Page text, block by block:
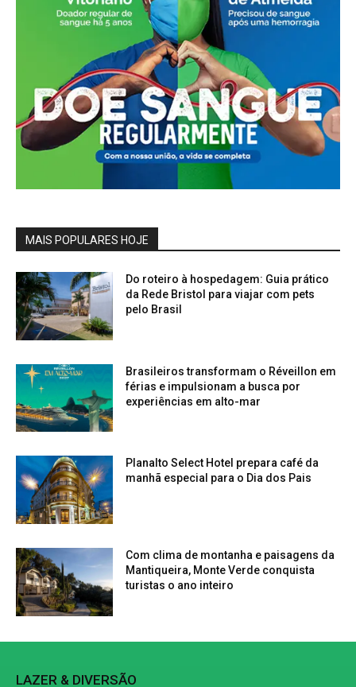
MAIS POPULARES HOJE
Do roteiro à hospedagem: Guia prático
da Rede Bristol para viajar com pets
pelo Brasil
Brasileiros transformam o Réveillon em
férias e impulsionam a busca por
experiências em alto-mar
Planalto Select Hotel prepara café da
manhã especial para o Dia dos Pais
Com clima de montanha e paisagens da
Mantiqueira, Monte Verde conquista
turistas o ano inteiro
LAZER & DIVERSÃO